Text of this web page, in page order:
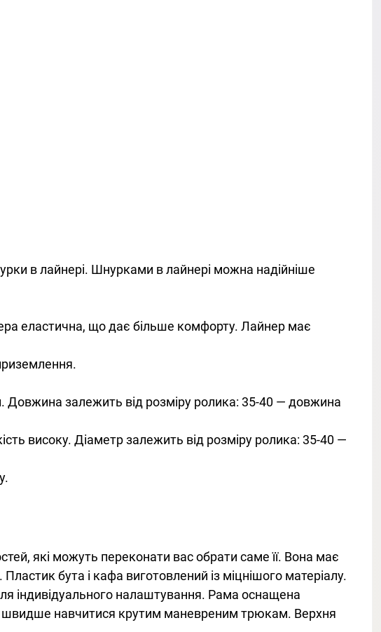
в лайнері. Шнурками в лайнері можна надійніше
еластична, що дає більше комфорту. Лайнер має
Довжина залежить від розміру ролика: 35-40 — довжина
високу. Діаметр залежить від розміру ролика: 35-40 —
які можуть переконати вас обрати саме її. Вона має
бута і кафа виготовлений із міцнішого матеріалу.
індивідуального налаштування. Рама оснащена
навчитися крутим маневреним трюкам. Верхня